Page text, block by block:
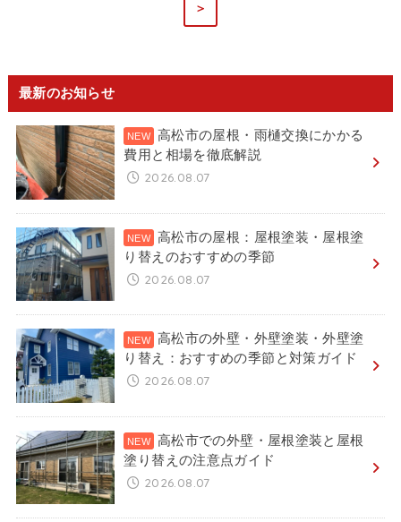
＞
最新のお知らせ
高松市の屋根・雨樋交換にかかる
費用と相場を徹底解説
2026.08.07
高松市の屋根：屋根塗装・屋根塗
り替えのおすすめの季節
2026.08.07
高松市の外壁・外壁塗装・外壁塗
り替え：おすすめの季節と対策ガイド
2026.08.07
高松市での外壁・屋根塗装と屋根
塗り替えの注意点ガイド
2026.08.07